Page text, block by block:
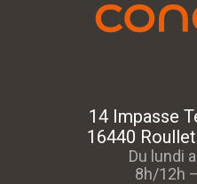
14 Impasse
16440
Du lundi
8h/12h